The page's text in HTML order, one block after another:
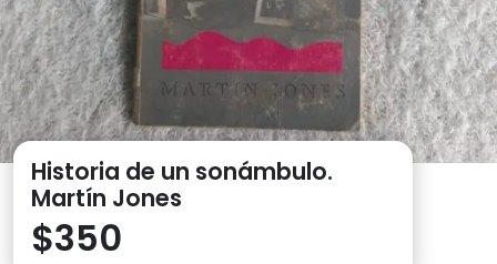
Historia de un sonámbulo.
Martín Jones
$350